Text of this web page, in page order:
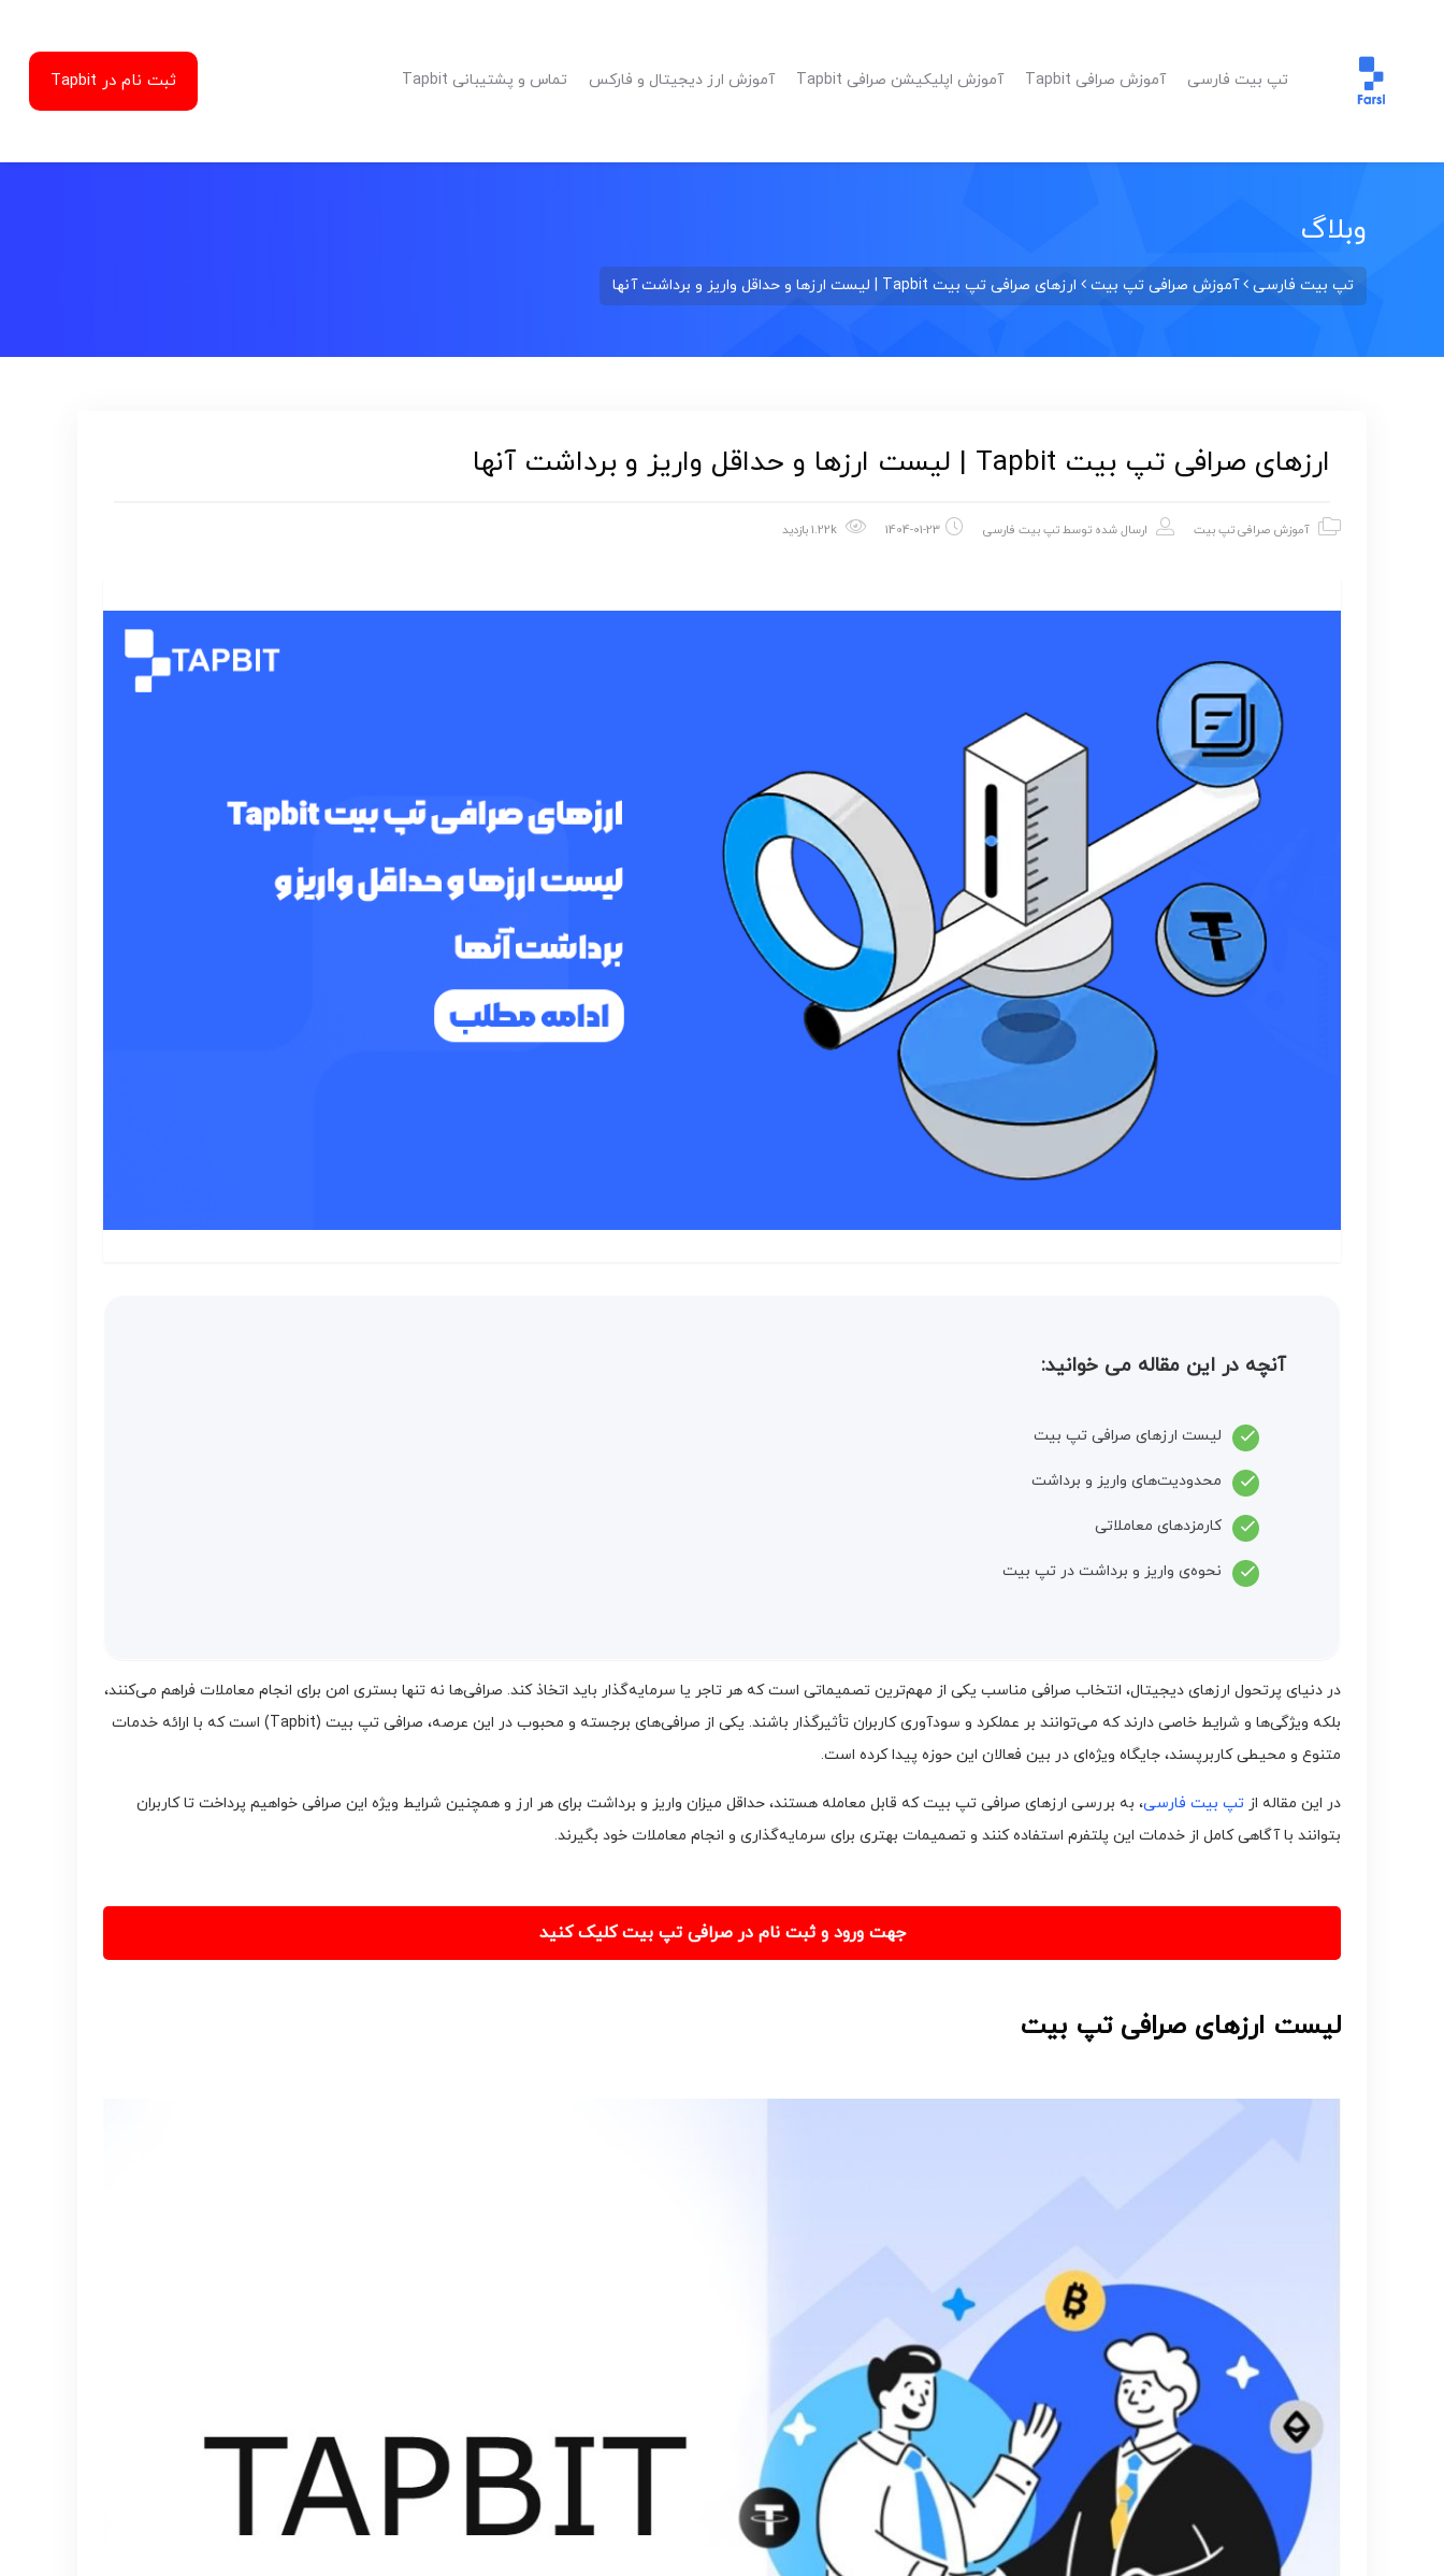
تپ بیت فارسی آموزش صرافی Tapbit آموزش اپلیکیشن صرافی Tapbit آموزش ارز دیجیتال و فارکس تماس و پشتیبانی Tapbit ثبت نام در Tapbit
وبلاگ
تپ بیت فارسی آموزش صرافی تپ بیت ارزهای صرافی تپ بیت Tapbit | لیست ارزها و حداقل واریز و برداشت آنها
ارزهای صرافی تپ بیت Tapbit | لیست ارزها و حداقل واریز و برداشت آنها
آموزش صرافی تپ بیت ارسال شده توسطتپ بیت فارسی 1404-01-23
آنچه در این مقاله می خوانید:
لیست ارزهای صرافی تپ بیت
محدودیت‌های واریز و برداشت
کارمزدهای معاملاتی
نحوه‌ی واریز و برداشت در تپ بیت
در دنیای پرتحول ارزهای دیجیتال، انتخاب صرافی مناسب یکی از مهم‌ترین تصمیماتی است که هر تاجر یا سرمایه‌گذار باید اتخاذ کند. صرافی‌ها نه تنها بستری امن برای انجام معاملات فراهم می‌کنند،
بلکه ویژگی‌ها و شرایط خاصی دارند که می‌توانند بر عملکرد و سودآوری کاربران تأثیرگذار باشند. یکی از صرافی‌های برجسته و محبوب در این عرصه، صرافی تپ بیت (Tapbit) است که با ارائه خدمات
متنوع و محیطی کاربرپسند، جایگاه ویژه‌ای در بین فعالان این حوزه پیدا کرده است.
در این مقاله از تپ بیت فارسی، به بررسی ارزهای صرافی تپ بیت که قابل معامله هستند، حداقل میزان واریز و برداشت برای هر ارز و همچنین شرایط ویژه این صرافی خواهیم پرداخت تا کاربران
بتوانند با آگاهی کامل از خدمات این پلتفرم استفاده کنند و تصمیمات بهتری برای سرمایه‌گذاری و انجام معاملات خود بگیرند.
جهت ورود و ثبت نام در صرافی تپ بیت کلیک کنید
لیست ارزهای صرافی تپ بیت